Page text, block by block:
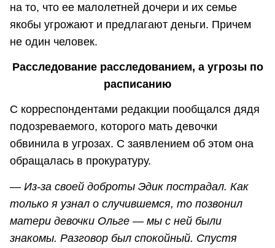
на то, что ее малолетней дочери и их семье
якобы угрожают и предлагают деньги. Причем
не один человек.
Расследование расследованием, а угрозы по
расписанию
С корреспондентами редакции пообщался дядя
подозреваемого, которого мать девочки
обвинила в угрозах. С заявлением об этом она
обращалась в прокуратуру.
— Из-за своей доброты Эдик пострадал. Как
только я узнал о случившемся, то позвонил
матери девочки Ольге — мы с ней были
знакомы. Разговор был спокойный. Спустя